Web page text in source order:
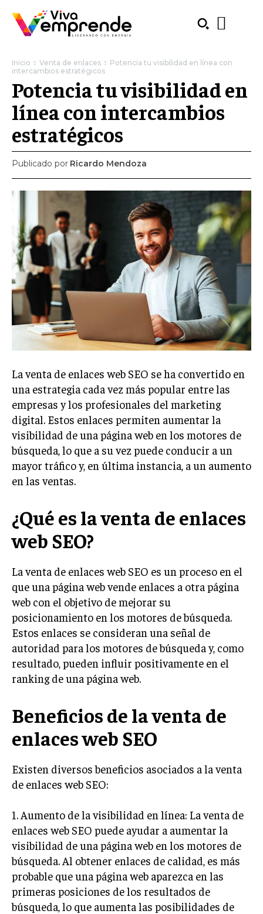
SUBSCRIBE
Welcome to Liberty Case
We have a curated list of the most noteworthy news from all
across the globe. With any subscription plan, you get access
exclusive articles that let you stay ahead of the curve.
Your Profile
LIFESTYLE
MARKETING
ESTRATEGIAS DE MARKETING
AGENCIAS DE MARKETING
AGENCIAS DE POSICIONAMIENTO WEB SEO
VENTA DE ENLACES
MARKETING DIGITAL
PUBLICIDAD
COMUNICACIÓN CORPORATIVA
GESTIÓN DE MARCA
ANÁLISIS DE COMPETENCIA
GESTIÓN DE CLIENTES
EMPRENDIMIENTO
INNOVACIÓN EMPRESARIAL
GESTIÓN DEL CAMBIO
Inicio Venta de enlaces
Potencia tu visibilidad en línea con
intercambios estratégicos
Potencia tu visibilidad en
línea con intercambios
estratégicos
Publicado por Ricardo Mendoza
La venta de enlaces web SEO se ha convertido en
una estrategia cada vez más popular entre las
empresas y los profesionales del marketing
digital. Estos enlaces permiten aumentar la
visibilidad de una página web en los motores de
búsqueda, lo que a su vez puede conducir a un
mayor tráfico y, en última instancia, a un aumento
en las ventas.
¿Qué es la venta de enlaces
web SEO?
La venta de enlaces web SEO es un proceso en el
que una página web vende enlaces a otra página
web con el objetivo de mejorar su
posicionamiento en los motores de búsqueda.
Estos enlaces se consideran una señal de
autoridad para los motores de búsqueda y, como
resultado, pueden influir positivamente en el
ranking de una página web.
Beneficios de la venta de
enlaces web SEO
Existen diversos beneficios asociados a la venta
de enlaces web SEO:
1. Aumento de la visibilidad en línea: La venta de
enlaces web SEO puede ayudar a aumentar la
visibilidad de una página web en los motores de
búsqueda. Al obtener enlaces de calidad, es más
probable que una página web aparezca en las
primeras posiciones de los resultados de
búsqueda, lo que aumenta las posibilidades de